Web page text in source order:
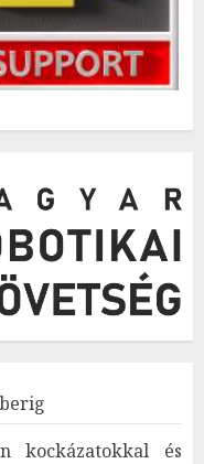
kockázatokkal és